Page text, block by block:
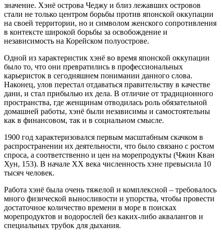
значение. Хэнё острова Чеджу и близ лежавших островов
стали не только центром борьбы против японской оккупации
на своей территории, но и символом женского сопротивления
в контексте широкой борьбы за освобождение и
независимость на Корейском полуострове.
Одной из характеристик хэнё во время японской оккупации
было то, что они превратились в профессиональных
карьеристок в сегодняшнем понимании данного слова.
Наконец, улов перестал отдаваться правительству в качестве
дани, и стал прибылью их дела. В отличие от традиционного
пространства, где женщинам отводилась роль обязательной
домашней работы, хэнё были независимы и самостоятельны
как в финансовом, так и в социальном смысле.
1900 год характеризовался первым масштабным скачком в
распространении их деятельности, что было связано с ростом
спроса, а соответственно и цен на морепродукты (Чжин Кван
Хун, 153). В начале XX века численность хэне превысила 10
тысяч человек.
Работа хэнё была очень тяжелой и комплексной – требовалось
много физической выносливости и упорства, чтобы провести
достаточное количество времени в море в поисках
морепродуктов и водорослей без каких-либо аквалангов и
специальных трубок для дыхания.